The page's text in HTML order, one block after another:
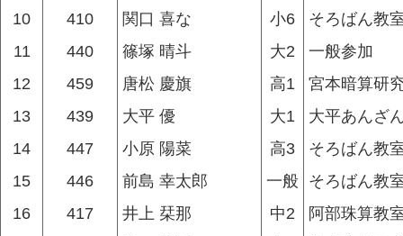
10
410 関口 喜な 小6
そろばん教
11
440 篠塚 晴斗 大2
一般参加
12
459 唐松 慶旗 高1
宮本暗算研
13
439 大平 優 大1
大平あんざ
14
447 小原 陽菜 高3
そろばん教
15
446 前島 幸太郎 一般
そろばん教
16
417 井上 栞那 中2
阿部珠算教